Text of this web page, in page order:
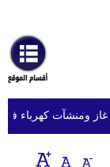
أخبارعاجلة
رياضة
ثقافة
إقتصاد
ومنشآت كهرباء في